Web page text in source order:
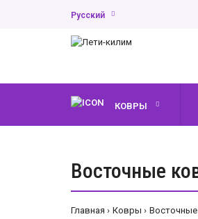
Русский
КОВРЫ
Восточные
Главная Ковры